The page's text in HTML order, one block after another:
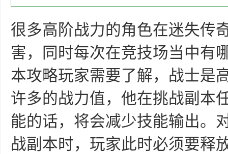
很多高阶战力的角色在迷失传
害，同时每次在竞技场当中有
本攻略玩家需要了解，战士是
许多的战力值，他在挑战副本
能的话，将会减少技能输出。
战副本时，玩家此时必须要释